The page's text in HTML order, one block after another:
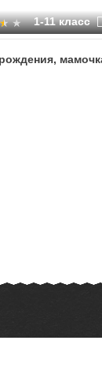
1-11 класс